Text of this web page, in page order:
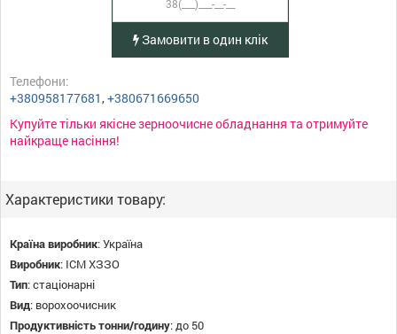
Замовити в один клік
Телефони:
+380958177681,+380671669650
Купуйте тільки якісне зерноочисне обладнання та отримуйте
найкраще насіння!
Характеристики товару:
Країна виробник:Україна
Виробник: ІСМ ХЗЗО
Тип:стаціонарні
Вид: ворохоочисник
Продуктивність тонни/годину:до 50